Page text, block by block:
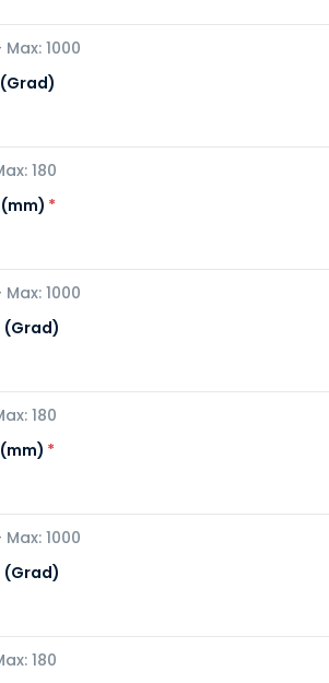
1000
(Grad)
180
*
1000
(Grad)
180
*
1000
(Grad)
180